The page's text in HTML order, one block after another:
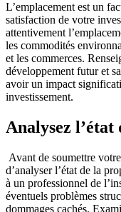
L’emplacement est un
satisfaction de votre
attentivement
les commodités
et les commerces.
développement futur et
avoir un impact
investissement.
Analysez
Avant de soumettre
d’analyser l’état de la
à un professionnel de
éventuels problèmes
dommages cachés.